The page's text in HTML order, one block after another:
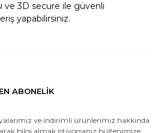
ve 3D secure ile güvenli
yapabilirsiniz.
ABONELİK
ve indirimli ürünlerimiz hakkında
bilgi almak istiyorsanız bültenimize